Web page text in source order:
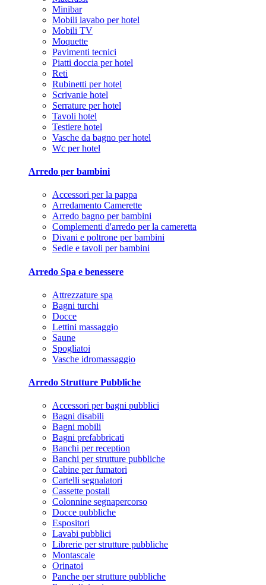
Minibar
Mobili lavabo per hotel
Mobili TV
Moquette
Pavimenti tecnici
Piatti doccia per hotel
Reti
Rubinetti per hotel
Scrivanie hotel
Serrature per hotel
Tavoli hotel
Testiere hotel
Vasche da bagno per hotel
Wc per hotel
Arredo per bambini
Accessori per la pappa
Arredamento Camerette
Arredo bagno per bambini
Complementi d'arredo per la cameretta
Divani e poltrone per bambini
Sedie e tavoli per bambini
Arredo Spa e benessere
Attrezzature spa
Bagni turchi
Docce
Lettini massaggio
Saune
Spogliatoi
Vasche idromassaggio
Arredo Strutture Pubbliche
Accessori per bagni pubblici
Bagni disabili
Bagni mobili
Bagni prefabbricati
Banchi per reception
Banchi per strutture pubbliche
Cabine per fumatori
Cartelli segnalatori
Cassette postali
Colonnine segnapercorso
Docce pubbliche
Espositori
Lavabi pubblici
Librerie per strutture pubbliche
Montascale
Orinatoi
Panche per strutture pubbliche